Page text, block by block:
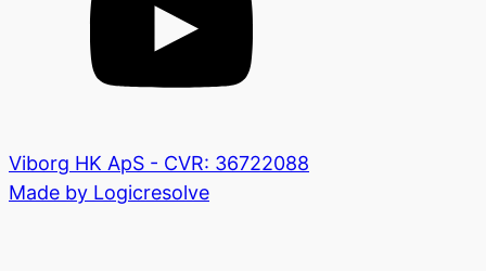
Viborg HK ApS - CVR: 36722088
Made by Logicresolve